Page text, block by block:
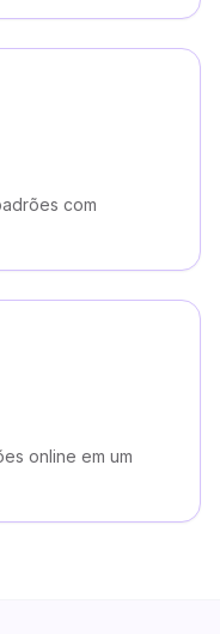
com
online em um